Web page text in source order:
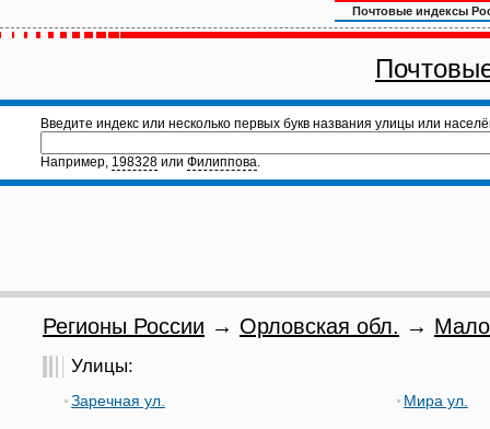
Почтовые индексы
Введите индекс или несколько первых букв названия улицы или
Например, 198328 или Филиппова.
Регионы России → Орловская обл. →
Улицы:
Заречная ул. Мира ул.